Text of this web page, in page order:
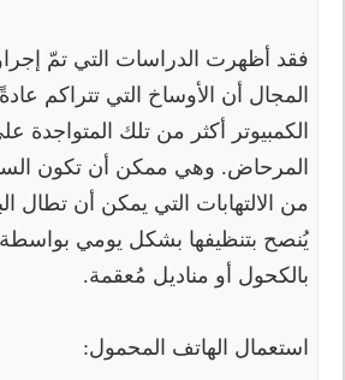
فقد أظهرت الدراسات التي تمّ
المجال أن الأوساخ التي تتراكم
الكمبيوتر أكثر من تلك المتواجدة
المرحاض. وهي ممكن أن تكون
من الالتهابات التي يمكن أن تطال
يُنصح بتنظيفها بشكل يومي
بالكحول أو مناديل مُعقمة.
استعمال الهاتف المحمول: